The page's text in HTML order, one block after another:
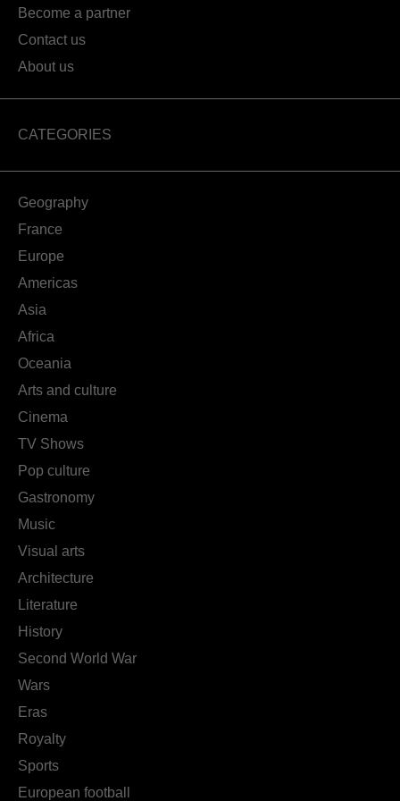
Become a partner
Contact us
About us
CATEGORIES
Geography
France
Europe
Americas
Asia
Africa
Oceania
Arts and culture
Cinema
TV Shows
Pop culture
Gastronomy
Music
Visual arts
Architecture
Literature
History
Second World War
Wars
Eras
Royalty
Sports
European football